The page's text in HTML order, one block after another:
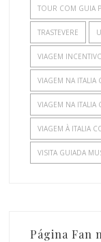
TOUR COM GUIA
TRASTEVERE
VIAGEM
VIAGEM NA ITALIA
VIAGEM NA
VIAGEM À ITALIA
VISITA GUIADA
Página Fan